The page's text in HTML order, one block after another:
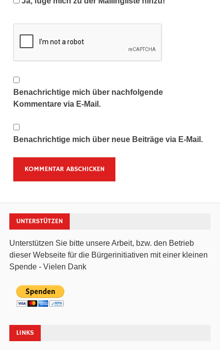
Benachrichtige mich über nachfolgende
Kommentare via E-Mail.
Benachrichtige mich über neue Beiträge via E-Mail.
UNTERSTÜTZEN
Unterstützen Sie bitte unsere Arbeit, bzw. den Betrieb
dieser Webseite für die Bürgerinitiativen mit einer kleinen
Spende - Vielen Dank
LINKS